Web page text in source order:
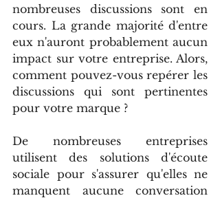
nombreuses discussions sont en
cours. La grande majorité d'entre
eux n'auront probablement aucun
impact sur votre entreprise. Alors,
comment pouvez-vous repérer les
discussions qui sont pertinentes
pour votre marque ?
De nombreuses entreprises
utilisent des solutions d'écoute
sociale pour s'assurer qu'elles ne
manquent aucune conversation